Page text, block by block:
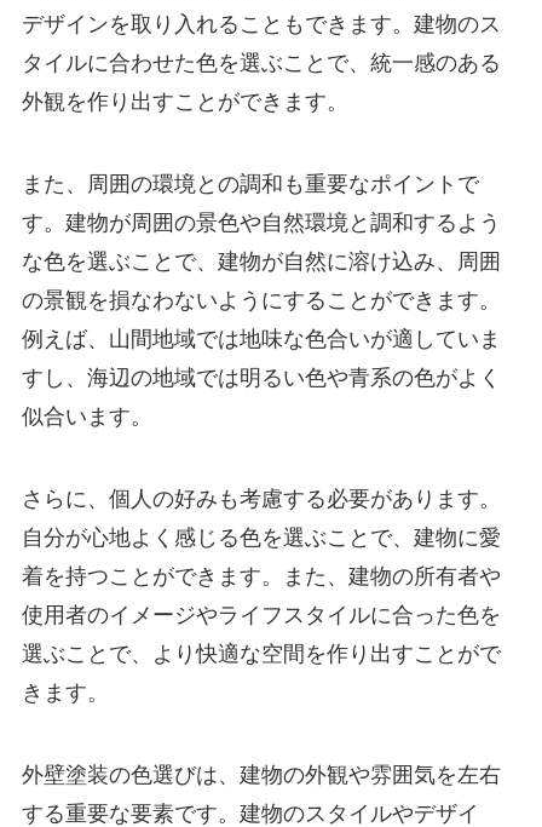
デザインを取り入れることもできます。建物のス
タイルに合わせた色を選ぶことで、統一感のある
外観を作り出すことができます。
また、周囲の環境との調和も重要なポイントで
す。建物が周囲の景色や自然環境と調和するよう
な色を選ぶことで、建物が自然に溶け込み、周囲
の景観を損なわないようにすることができます。
例えば、山間地域では地味な色合いが適していま
すし、海辺の地域では明るい色や青系の色がよく
似合います。
さらに、個人の好みも考慮する必要があります。
自分が心地よく感じる色を選ぶことで、建物に愛
着を持つことができます。また、建物の所有者や
使用者のイメージやライフスタイルに合った色を
選ぶことで、より快適な空間を作り出すことがで
きます。
外壁塗装の色選びは、建物の外観や雰囲気を左右
する重要な要素です。建物のスタイルやデザイ